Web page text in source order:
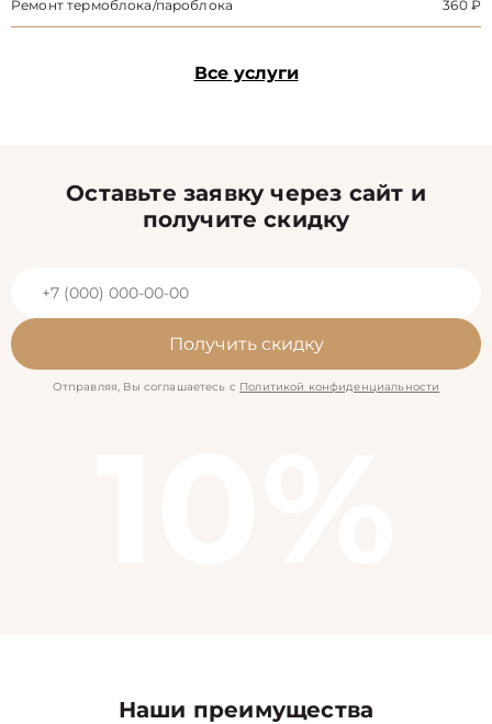
Ремонт термоблока/пароблока 360 ₽
Все услуги
Оставьте заявку через сайт и
получите скидку
Получить скидку
Отправляя, Вы соглашаетесь с Политикой конфиденциальности
Наши преимущества